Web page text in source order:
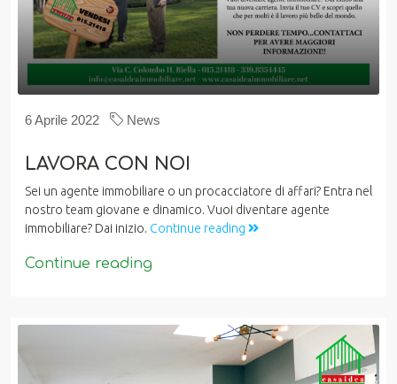
6 Aprile 2022 News
LAVORA CON NOI
Sei un agente immobiliare o un procacciatore di affari? Entra nel
nostro team giovane e dinamico. Vuoi diventare agente
immobiliare? Dai inizio. Continue reading
Continue reading